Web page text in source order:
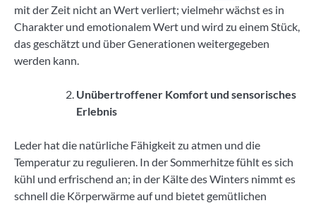
mit der Zeit nicht an Wert verliert; vielmehr wächst es in
Charakter und emotionalem Wert und wird zu einem Stück,
das geschätzt und über Generationen weitergegeben
werden kann.
Unübertroffener Komfort und sensorisches
Erlebnis
Leder hat die natürliche Fähigkeit zu atmen und die
Temperatur zu regulieren. In der Sommerhitze fühlt es sich
kühl und erfrischend an; in der Kälte des Winters nimmt es
schnell die Körperwärme auf und bietet gemütlichen